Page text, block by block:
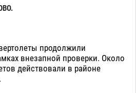
продолжили
внезапной проверки. Около
действовали в районе